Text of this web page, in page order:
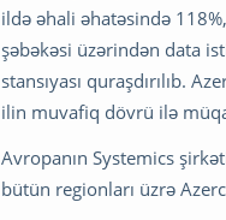
ildə əhali əhatəsində
şəbəkəsi üzərindən data
stansıyası quraşdırılıb.
ilin muvafiq dövrü ilə
Avropanın Systemics
bütün regionları üzrə